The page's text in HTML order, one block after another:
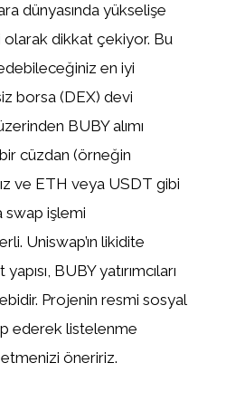
dünyasında yükselişe
dikkat çekiyor. Bu
en iyi
borsa (DEX) devi
BUBY alımı
cüzdan (örneğin
ve ETH veya USDT gibi
swap işlemi
Uniswap’ın likidite
BUBY yatırımcıları
Projenin resmi sosyal
ederek listelenme
etmenizi öneririz.